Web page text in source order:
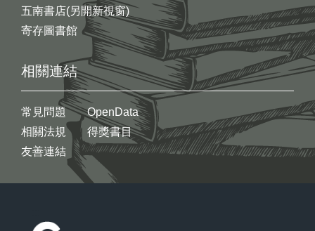
五南書店(另開新視窗)
寄存圖書館
相關連結
常見問題
相關法規
友善連結
OpenData
得獎書目